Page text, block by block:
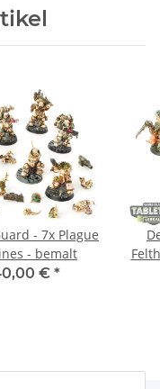
- 7x Plague
- bemalt
€ *